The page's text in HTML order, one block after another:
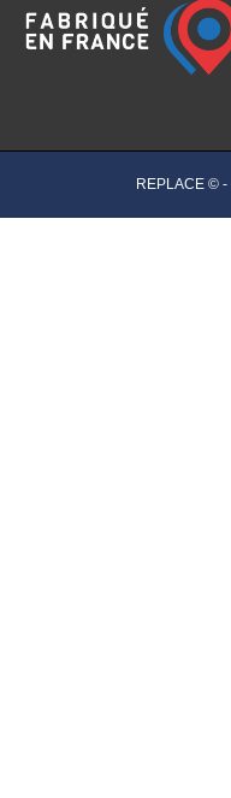
REPLACE © -